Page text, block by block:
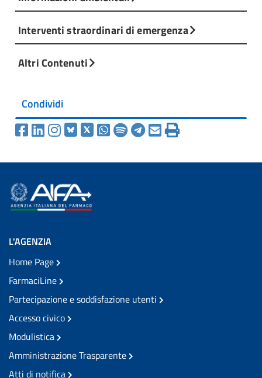
Interventi straordinari di emergenza
Altri Contenuti
Condividi
L'AGENZIA
Home Page
FarmaciLine
Partecipazione e soddisfazione utenti
Accesso civico
Modulistica
Amministrazione Trasparente
Atti di notifica